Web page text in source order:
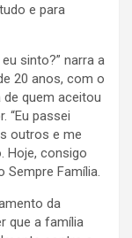
e para
sinto?” narra a
20 anos, com o
quem aceitou
“Eu passei
outros e me
Hoje, consigo
Sempre Família.
da
que a família